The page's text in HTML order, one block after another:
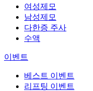
여성제모
남성제모
다한증 주사
수액
이벤트
베스트 이벤트
리프팅 이벤트